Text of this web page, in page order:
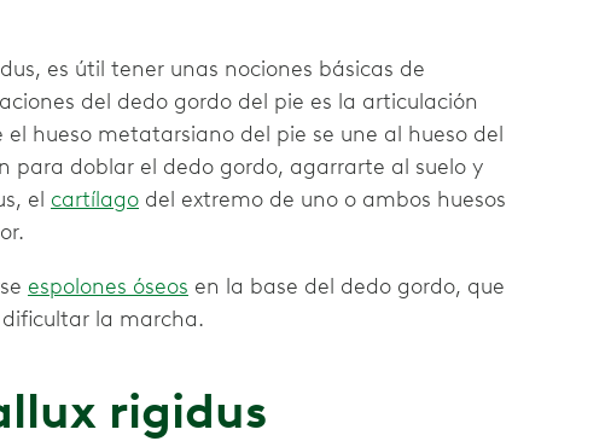
es útil tener unas nociones básicas de
del dedo gordo del pie es la articulación
hueso metatarsiano del pie se une al hueso del
para doblar el dedo gordo, agarrarte al suelo y
el cartílago del extremo de uno o ambos huesos
espolones óseos en la base del dedo gordo, que
la marcha.
rigidus